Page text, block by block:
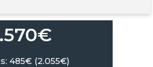
€
485€ (2.055€)